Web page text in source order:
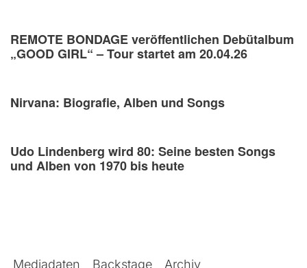
REMOTE BONDAGE veröffentlichen Debütalbum
„GOOD GIRL“ – Tour startet am 20.04.26
Nirvana: Biografie, Alben und Songs
Udo Lindenberg wird 80: Seine besten Songs
und Alben von 1970 bis heute
Mediadaten Backstage Archiv